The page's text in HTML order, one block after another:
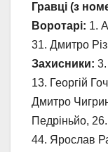
Гравці (з
Воротарі: 1.
31. Дмитро
Захисники:
13. Георгій
Дмитро
Педріньйо,
44. Ярослав